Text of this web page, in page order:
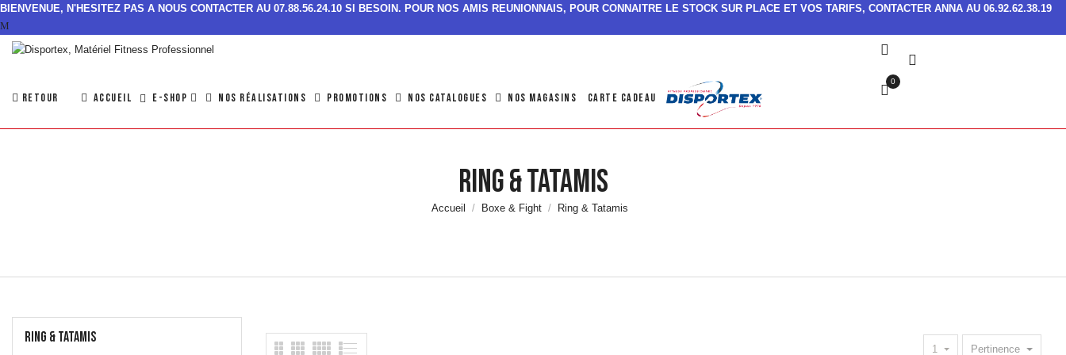
BIENVENUE, N'HESITEZ PAS A NOUS CONTACTER AU 07.88.56.24.10 SI BESOIN. POUR NOS AMIS REUNIONNAIS, POUR CONNAITRE LE STOCK SUR PLACE ET VOS TARIFS, CONTACTER ANNA AU 06.92.62.38.19
RETOUR ACCUEIL E-SHOP NOS RÉALISATIONS PROMOTIONS NOS CATALOGUES NOS MAGASINS CARTE CADEAU
0
Ring & Tatamis
Accueil Boxe & Fight Ring & Tatamis
RING & TATAMIS
1 Pertinence